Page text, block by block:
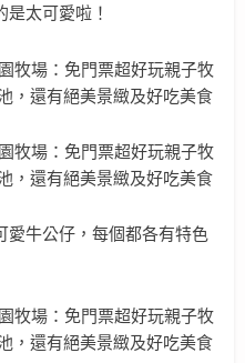
太可愛啦！
愛牛公仔，每個都各有特色